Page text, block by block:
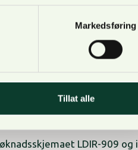
Markedsføring
Tillat alle
(Hovedkode 101) og Kjemisk
direktoratet i følgende
LDIR-909 og i